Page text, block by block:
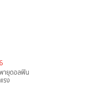
ายุดอลฟิน
รง